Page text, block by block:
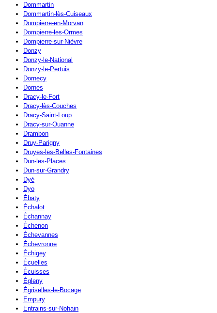
Dommartin
Dommartin-lès-Cuiseaux
Dompierre-en-Morvan
Dompierre-les-Ormes
Dompierre-sur-Nièvre
Donzy
Donzy-le-National
Donzy-le-Pertuis
Dornecy
Dornes
Dracy-le-Fort
Dracy-lès-Couches
Dracy-Saint-Loup
Dracy-sur-Ouanne
Drambon
Druy-Parigny
Druyes-les-Belles-Fontaines
Dun-les-Places
Dun-sur-Grandry
Dyé
Dyo
Ébaty
Échalot
Échannay
Échenon
Échevannes
Échevronne
Échigey
Écuelles
Écuisses
Égleny
Égriselles-le-Bocage
Empury
Entrains-sur-Nohain